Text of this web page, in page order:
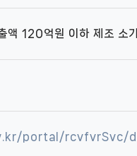
액 120억원 이하 제조 소
portal/rcvfvrSvc/